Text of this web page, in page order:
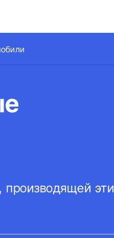
производящей эти